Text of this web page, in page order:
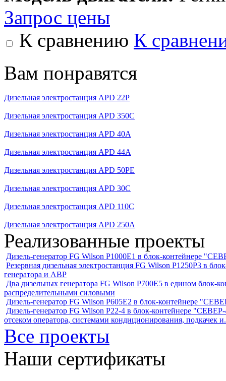
Запрос цены
К сравнению К
Вам понравятся
Дизельная электростанция APD 22P
Дизельная электростанция APD 350C
Дизельная электростанция APD 40A
Дизельная электростанция APD 44A
Дизельная электростанция APD 50PE
Дизельная электростанция APD 30C
Дизельная электростанция APD 110C
Дизельная электростанция APD 250A
Реализованные проекты
Дизель-генератор FG Wilson P1000E1 в блок-контейнере
Резервная дизельная электростанция FG Wilson P1250Р3 в
генератора и АВР
Два дизельных генератора FG Wilson P700E5 в едином
распределительными силовыми
Дизель-генератор FG Wilson P605Е2 в блок-контейнере
Дизель-генератор FG Wilson P22-4 в блок-контейнере
отсеком оператора, системами кондиционирования, подкачек
Все проекты
Наши сертификаты